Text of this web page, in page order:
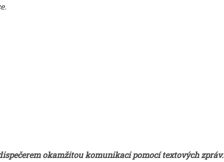
okamžitou komunikaci pomocí textových zpráv.